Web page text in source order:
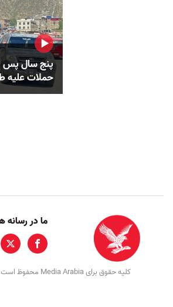
پنج سال پس
حملات علیه
ما در رسانه
کلیه حقوق برای Media Arabia محفوظ است